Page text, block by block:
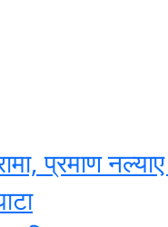
प्रमाण